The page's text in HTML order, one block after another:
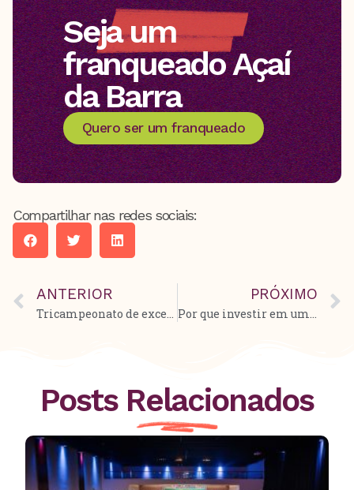
Seja um
franqueado Açaí
da Barra
Quero ser um franqueado
Compartilhar nas redes sociais:
ANTERIOR PRÓXIMO
Posts Relacionados